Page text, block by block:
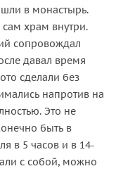
в монастырь.
храм внутри.
сопровождал
давал время
сделали без
напротив на
Это не
быть в
в 5 часов и в 14-
с собой, можно